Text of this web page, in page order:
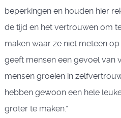
beperkingen en houden hier
de tijd en het vertrouwen om
maken waar ze niet meteen
geeft mensen een gevoel van
mensen groeien in
hebben gewoon een hele
groter te maken.”